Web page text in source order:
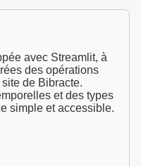
avec Streamlit, à
des opérations
de Bibracte.
et des types
simple et accessible.